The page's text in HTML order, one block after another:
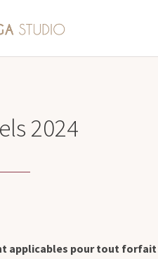
2024
applicables pour tout